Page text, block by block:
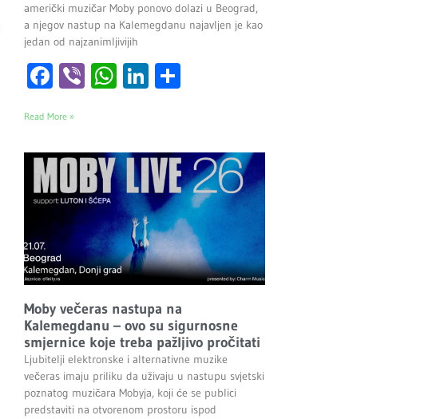
američki muzičar Moby ponovo dolazi u Beograd,
a njegov nastup na Kalemegdanu najavljen je kao
jedan od najzanimljivijih
Facebook
ViberWhatsApp
LinkedIn
Read More »
Moby večeras nastupa na
Kalemegdanu – ovo su sigurnosne
smjernice koje treba pažljivo pročitati
Ljubitelji elektronske i alternativne muzike
večeras imaju priliku da uživaju u nastupu svjetski
poznatog muzičara Mobyja, koji će se publici
predstaviti na otvorenom prostoru ispod